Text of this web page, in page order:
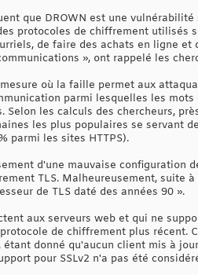
que DROWN est une
protocoles de chiffrement
de faire des achats en ligne
», ont rappelé les
où la faille permet aux
parmi lesquelles les
Selon les calculs des chercheurs,
les plus populaires se servant
parmi les sites HTTPS).
d'une mauvaise configuration
TLS. Malheureusement, suite
de TLS daté des années 90 ».
aux serveurs web et qui ne
de chiffrement plus récent.
donné qu'aucun client mis à
pour SSLv2 n'a pas été